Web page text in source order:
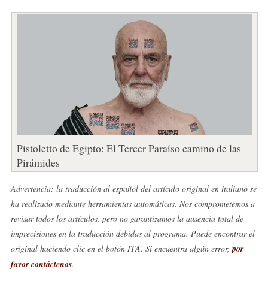
Pistoletto de Egipto: El Tercer Paraíso camino de las
Pirámides
Advertencia: la traducción al español del artículo original en italiano se
ha realizado mediante herramientas automáticas. Nos comprometemos a
revisar todos los artículos, pero no garantizamos la ausencia total de
imprecisiones en la traducción debidas al programa. Puede encontrar el
original haciendo clic en el botón ITA. Si encuentra algún error, por
favor contáctenos.